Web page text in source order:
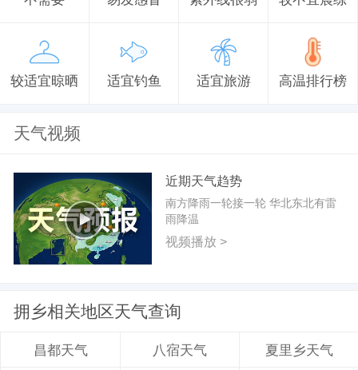
较适宜晾晒 适宜钓鱼 适宜旅游 高温排行榜
天气视频
近期天气趋势
南方降雨一轮接一轮 华北东北有雷
雨降温
视频播放 >
拥乡相关地区天气查询
昌都天气 八宿天气 夏里乡天气